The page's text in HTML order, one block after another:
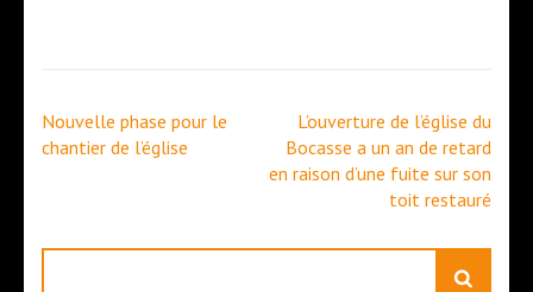
Navigation
de
Nouvelle phase pour le
chantier de l’église
L’ouverture de l’église du
Bocasse a un an de retard
en raison d’une fuite sur son
toit restauré